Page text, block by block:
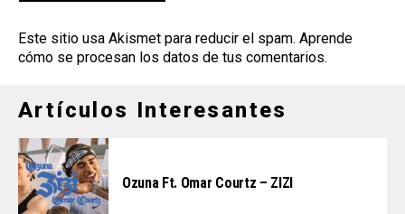
Este sitio usa Akismet para reducir el spam. Aprende
cómo se procesan los datos de tus comentarios.
Artículos Interesantes
Ozuna Ft. Omar Courtz – ZIZI